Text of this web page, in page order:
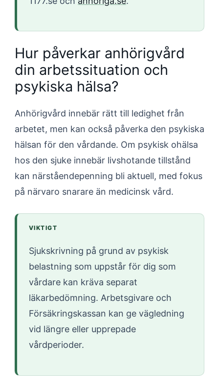
Hur påverkar anhörigvård
din arbetssituation och
psykiska hälsa?
Anhörigvård innebär rätt till ledighet från
arbetet, men kan också påverka den psykiska
hälsan för den vårdande. Om psykisk ohälsa
hos den sjuke innebär livshotande tillstånd
kan närståendepenning bli aktuell, med fokus
på närvaro snarare än medicinsk vård.
VIKTIGT
Sjukskrivning på grund av psykisk
belastning som uppstår för dig som
vårdare kan kräva separat
läkarbedömning. Arbetsgivare och
Försäkringskassan kan ge vägledning
vid längre eller upprepade
vårdperioder.